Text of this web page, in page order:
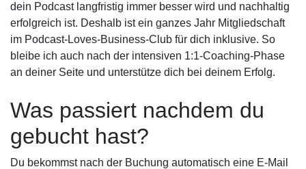
dein Podcast langfristig immer besser wird und nachhaltig
erfolgreich ist. Deshalb ist ein ganzes Jahr Mitgliedschaft
im Podcast-Loves-Business-Club für dich inklusive. So
bleibe ich auch nach der intensiven 1:1-Coaching-Phase
an deiner Seite und unterstütze dich bei deinem Erfolg.
Was passiert nachdem du
gebucht hast?
Du bekommst nach der Buchung automatisch eine E-Mail